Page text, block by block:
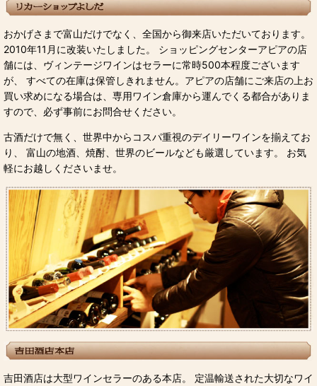
おかげさまで富山だけでなく、全国から御来店いただいております。
2010年11月に改装いたしました。 ショッピングセンターアピアの店
舗には、ヴィンテージワインはセラーに常時500本程度ございます
が、 すべての在庫は保管しきれません。アピアの店舗にご来店の上お
買い求めになる場合は、専用ワイン倉庫から運んでくる都合がありま
すので、必ず事前にお問合せください。
古酒だけで無く、世界中からコスパ重視のデイリーワインを揃えてお
り、 富山の地酒、焼酎、世界のビールなども厳選しています。 お気
軽にお越しくださいませ。
吉田酒店は大型ワインセラーのある本店。 定温輸送された大切なワイ